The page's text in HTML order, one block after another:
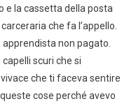
e la cassetta della posta
che fa l’appello.
apprendista non pagato.
scuri che si
che ti faceva sentire
cose perché avevo